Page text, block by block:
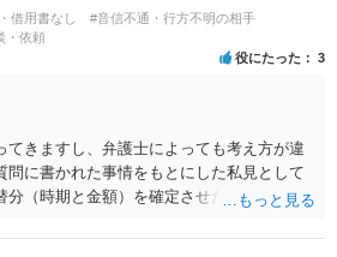
ません。
は返金請求ができません。 詐欺を含め、
うかを確認していきます。 さらに、渡し
あるかどうかも精査します。 上記を経て、
あると判断できるのであれば、まずは交渉
でしょう。 ご理解のとおり、詐欺である
ません。 刑事事件化が出来るのであれば、
性がありますが、民事上の詐欺の立証以上
。 こちらについては、一度、最寄りの警察
してください。 具体的な見通しに関して
借用書なし
#音信不通・行方不明の相手
・依頼
役にたった 3
てきますし、弁護士によっても考え方が違
問に書かれた事情をもとにした私見として
分（時期と金額）を確定させた上で、淡々
れる可能性が高そうであれば時間の浪費